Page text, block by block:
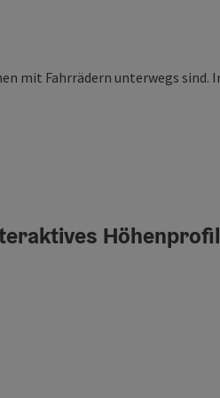
Höhenprofil